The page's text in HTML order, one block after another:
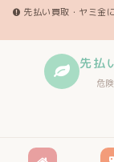
先払い買取・ヤミ金
先払
危